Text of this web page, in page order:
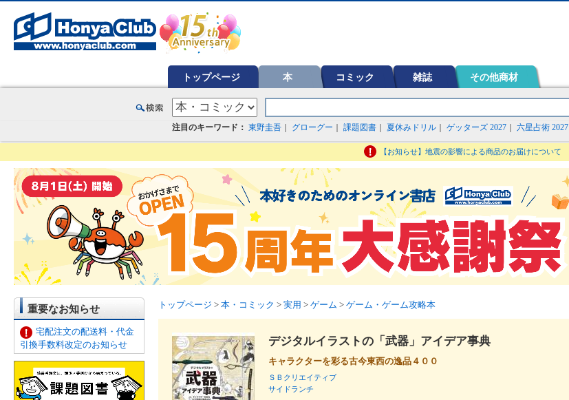
トップページ 本 コミック 雑誌 その他商材
注目のキーワード： 東野圭吾 グローグー 課題図書 夏休みドリル ゲッターズ 2027 六星占術 2027
【お知らせ】地震の影響による商品のお届けについて
重要なお知らせ
宅配注文の配送料・代金
引換手数料改定のお知らせ
トップページ > 本・コミック > 実用 > ゲーム > ゲーム・ゲーム攻略本
デジタルイラストの「武器」アイデア事典
キャラクターを彩る古今東西の逸品４００
ＳＢクリエイティブ
サイドランチ